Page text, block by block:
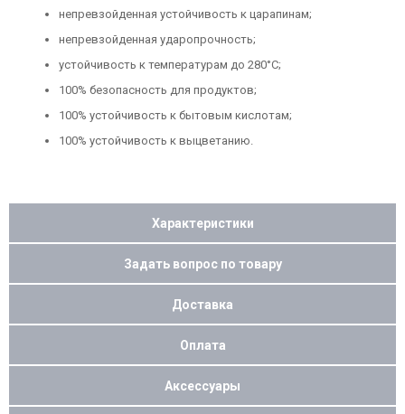
непревзойденная устойчивость к царапинам;
непревзойденная ударопрочность;
устойчивость к температурам до 280°C;
100% безопасность для продуктов;
100% устойчивость к бытовым кислотам;
100% устойчивость к выцветанию.
Характеристики
Задать вопрос по товару
Доставка
Оплата
Аксессуары